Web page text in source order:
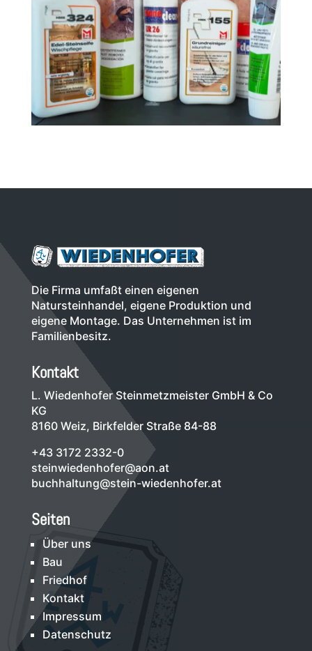
Die Firma umfaßt einen eigenen
Natursteinhandel, eigene Produktion und
eigene Montage. Das Unternehmen ist im
Familienbesitz.
Kontakt
L. Wiedenhofer Steinmetzmeister GmbH & Co
KG
8160 Weiz, Birkfelder Straße 84-88
+43 3172 2332-0
steinwiedenhofer@aon.at
buchhaltung@stein-wiedenhofer.at
Seiten
Über uns
Bau
Friedhof
Kontakt
Impressum
Datenschutz